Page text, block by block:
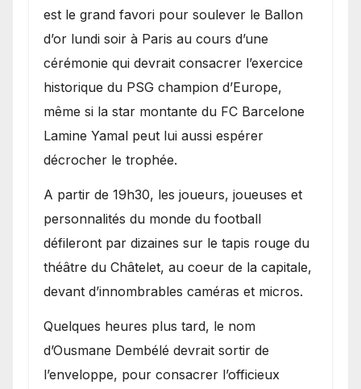
est le grand favori pour soulever le Ballon
d’or lundi soir à Paris au cours d’une
cérémonie qui devrait consacrer l’exercice
historique du PSG champion d’Europe,
même si la star montante du FC Barcelone
Lamine Yamal peut lui aussi espérer
décrocher le trophée.
A partir de 19h30, les joueurs, joueuses et
personnalités du monde du football
défileront par dizaines sur le tapis rouge du
théâtre du Châtelet, au coeur de la capitale,
devant d’innombrables caméras et micros.
Quelques heures plus tard, le nom
d’Ousmane Dembélé devrait sortir de
l’enveloppe, pour consacrer l’officieux